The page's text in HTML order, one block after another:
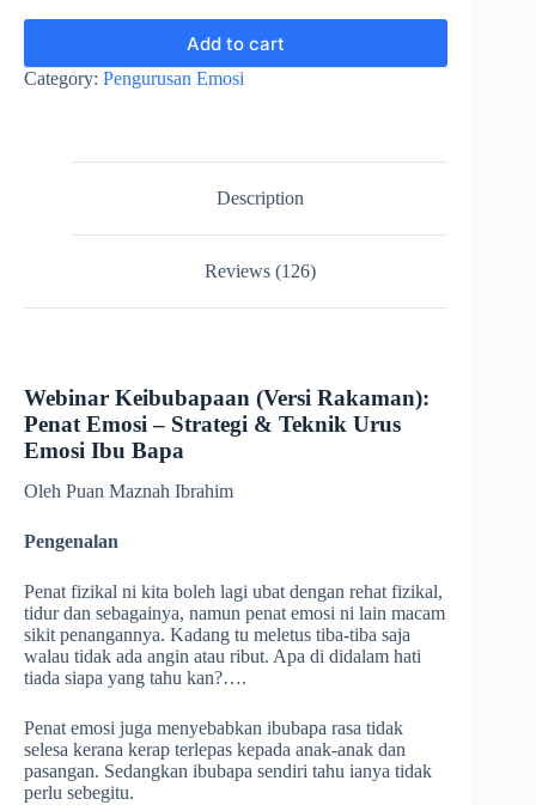
Add to cart
Category: Pengurusan Emosi
Description
Reviews (126)
Webinar Keibubapaan (Versi Rakaman):
Penat Emosi – Strategi & Teknik Urus
Emosi Ibu Bapa
Oleh Puan Maznah Ibrahim
Pengenalan
Penat fizikal ni kita boleh lagi ubat dengan rehat fizikal,
tidur dan sebagainya, namun penat emosi ni lain macam
sikit penangannya. Kadang tu meletus tiba-tiba saja
walau tidak ada angin atau ribut. Apa di didalam hati
tiada siapa yang tahu kan?….
Penat emosi juga menyebabkan ibubapa rasa tidak
selesa kerana kerap terlepas kepada anak-anak dan
pasangan. Sedangkan ibubapa sendiri tahu ianya tidak
perlu sebegitu.